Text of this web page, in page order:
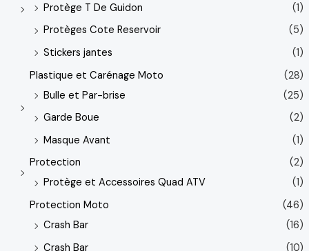
Protège T De Guidon
(1)
Protèges Cote Reservoir
(5)
Stickers jantes
(1)
Plastique et Carénage Moto
(28)
Bulle et Par-brise
(25)
Garde Boue
(2)
Masque Avant
(1)
Protection
(2)
Protège et Accessoires Quad ATV
(1)
Protection Moto
(46)
Crash Bar
(16)
Crash Bar
(10)